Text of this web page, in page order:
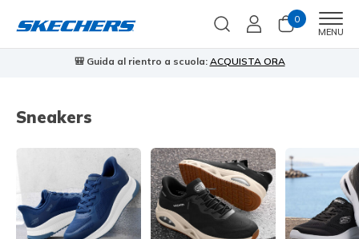
0
MENU
🎒 Guida al rientro a scuola: ACQUISTA ORA
Sneakers